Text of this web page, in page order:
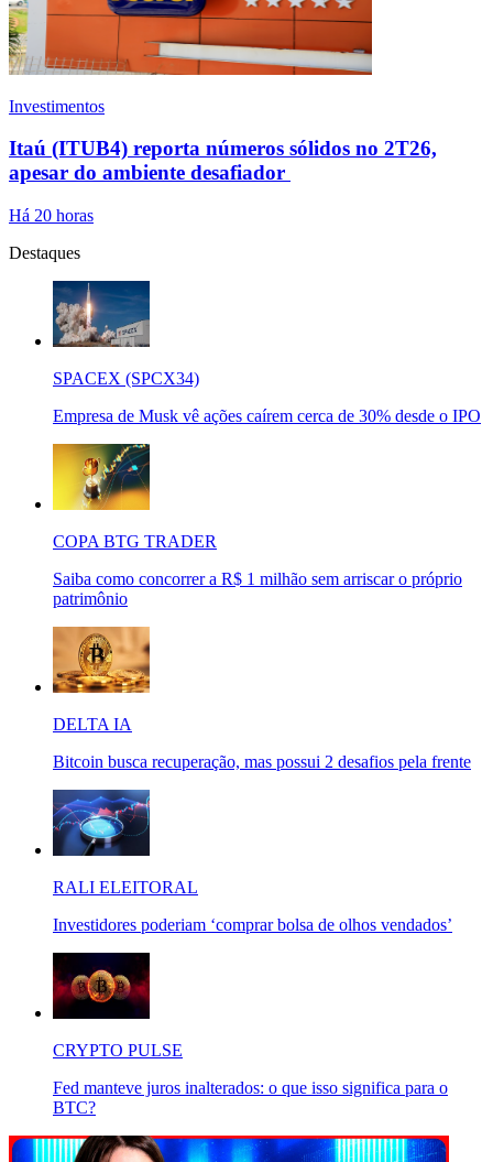
Investimentos
Itaú (ITUB4) reporta números sólidos no 2T26,
apesar do ambiente desafiador
Há 20 horas
Destaques
SPACEX (SPCX34)
Empresa de Musk vê ações caírem cerca de 30% desde o IPO
COPA BTG TRADER
Saiba como concorrer a R$ 1 milhão sem arriscar o próprio
patrimônio
DELTA IA
Bitcoin busca recuperação, mas possui 2 desafios pela frente
RALI ELEITORAL
Investidores poderiam ‘comprar bolsa de olhos vendados’
CRYPTO PULSE
Fed manteve juros inalterados: o que isso significa para o
BTC?